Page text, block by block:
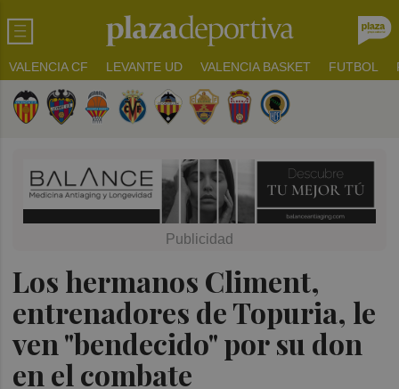
VALENCIA CF LEVANTE UD VALENCIA BASKET FUTBOL
Los hermanos Climent,
entrenadores de Topuria, le
ven "bendecido" por su don
en el combate